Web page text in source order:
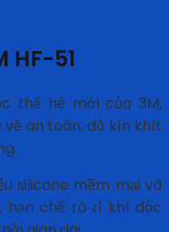
HF-51
thế hệ mới của 3M,
an toàn, độ kín khít
silicone mềm mại và
hạn chế rò rỉ khí độc